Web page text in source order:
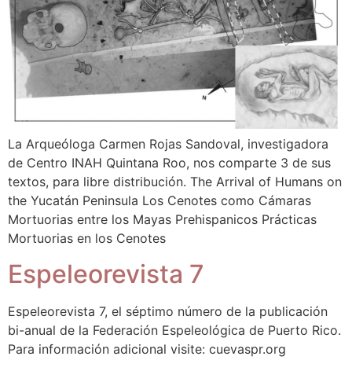
La Arqueóloga Carmen Rojas Sandoval, investigadora
de Centro INAH Quintana Roo, nos comparte 3 de sus
textos, para libre distribución. The Arrival of Humans on
the Yucatán Peninsula Los Cenotes como Cámaras
Mortuorias entre los Mayas Prehispanicos Prácticas
Mortuorias en los Cenotes
Espeleorevista 7
Espeleorevista 7, el séptimo número de la publicación
bi-anual de la Federación Espeleológica de Puerto Rico.
Para información adicional visite: cuevaspr.org